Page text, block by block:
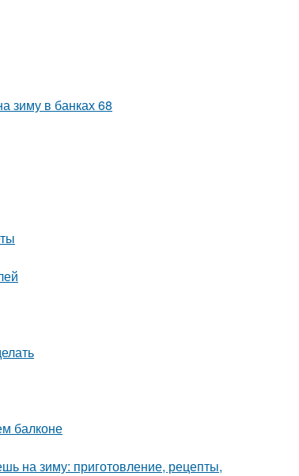
зиму в банках 68
балконе
на зиму: приготовление, рецепты,